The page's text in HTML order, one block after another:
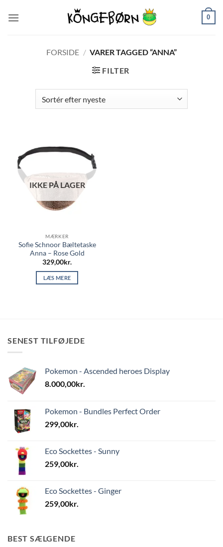
0
FORSIDE / VARER TAGGED “ANNA”
FILTER
IKKE PÅ LAGER
MÆRKER
Sofie Schnoor Bæltetaske
Anna – Rose Gold
329,00kr.
LÆS MERE
SENEST TILFØJEDE
Pokemon - Ascended heroes Display
8.000,00kr.
Pokemon - Bundles Perfect Order
299,00kr.
Eco Sockettes - Sunny
259,00kr.
Eco Sockettes - Ginger
259,00kr.
BEST SÆLGENDE